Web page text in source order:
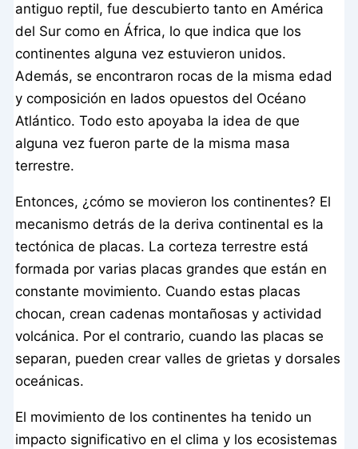
antiguo reptil, fue descubierto tanto en América
del Sur como en África, lo que indica que los
continentes alguna vez estuvieron unidos.
Además, se encontraron rocas de la misma edad
y composición en lados opuestos del Océano
Atlántico. Todo esto apoyaba la idea de que
alguna vez fueron parte de la misma masa
terrestre.
Entonces, ¿cómo se movieron los continentes? El
mecanismo detrás de la deriva continental es la
tectónica de placas. La corteza terrestre está
formada por varias placas grandes que están en
constante movimiento. Cuando estas placas
chocan, crean cadenas montañosas y actividad
volcánica. Por el contrario, cuando las placas se
separan, pueden crear valles de grietas y dorsales
oceánicas.
El movimiento de los continentes ha tenido un
impacto significativo en el clima y los ecosistemas